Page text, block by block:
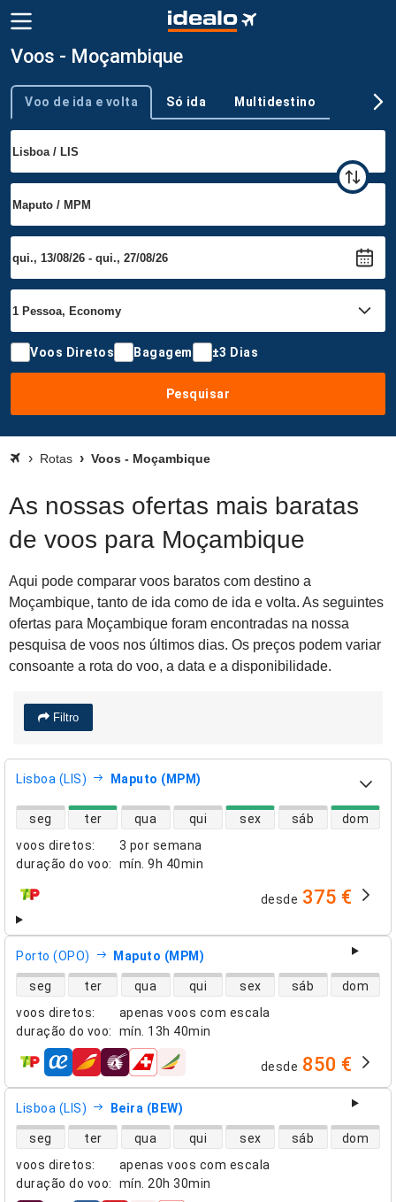
Voos - Moçambique
Tipo de viagem
Voo de ida e volta Só ida Multidestino
Voos Diretos Bagagem ±3 Dias
Pesquisar
Rotas Voos - Moçambique
As nossas ofertas mais baratas
de voos para Moçambique
Aqui pode comparar voos baratos com destino a
Moçambique, tanto de ida como de ida e volta. As seguintes
ofertas para Moçambique foram encontradas na nossa
pesquisa de voos nos últimos dias. Os preços podem variar
consoante a rota do voo, a data e a disponibilidade.
Filtro
Lisboa (LIS) Maputo (MPM)
voos diretos:
3 por semana
duração do voo: mín. 9h 40min
disponibilidade de voos diretos
seg ter qua qui sex sáb dom
companhias aéreas desde 375 €
Porto (OPO) Maputo (MPM)
voos diretos:
apenas voos com escala
duração do voo: mín. 13h 40min
disponibilidade de voos diretos
seg ter qua qui sex sáb dom
companhias aéreas desde 850 €
Lisboa (LIS) Beira (BEW)
voos diretos:
apenas voos com escala
duração do voo: mín. 20h 30min
disponibilidade de voos diretos
seg ter qua qui sex sáb dom